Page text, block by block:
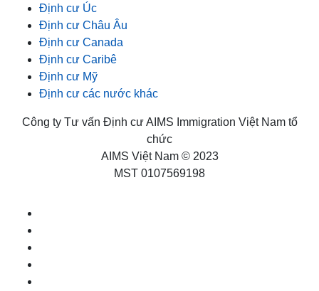
Định cư Úc
Định cư Châu Âu
Định cư Canada
Định cư Caribê
Định cư Mỹ
Định cư các nước khác
Công ty Tư vấn Định cư AIMS Immigration Việt Nam tổ
chức
AIMS Việt Nam © 2023
MST 0107569198